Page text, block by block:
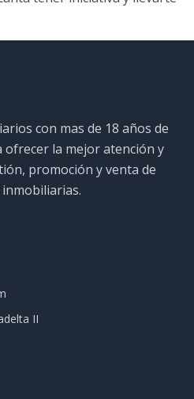
con mas de 18 años de
ofrecer la mejor atención y
promoción y venta de
II